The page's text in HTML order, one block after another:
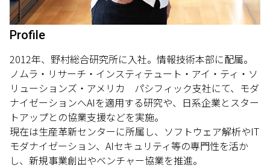
Profile
2012年、野村総合研究所に入社。情報技術本部に配属。
ノムラ・リサーチ・インスティテュート・アイ・ティ・ソ
リューションズ・アメリカ パシフィック支社にて、モダ
ナイゼーションへAIを適用する研究や、日系企業とスター
トアップとの協業支援などを実施。
現在は生産革新センターに所属し、ソフトウェア解析やIT
モダナイゼーション、AIセキュリティ等の専門性を活か
し、新規事業創出やベンチャー協業を推進。